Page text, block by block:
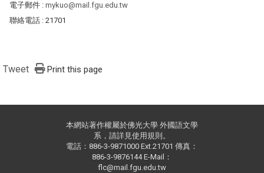
電子郵件 : mykuo@mail.fgu.edu.tw
聯絡電話 : 21701
Tweet Print this page
本網站著作權屬於佛光大學 外國語文學
系，請詳見使用規則。
電話：886-3-9871000 Ext.21701 傳真：
886-3-9876144 E-Mail：
flc@mail.fgu.edu.tw